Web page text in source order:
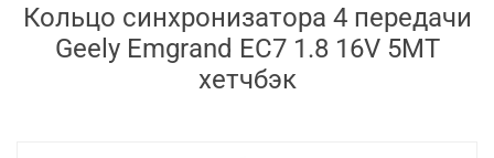
Кольцо синхронизатора 4 передачи
Geely Emgrand EC7 1.8 16V 5MT
хетчбэк